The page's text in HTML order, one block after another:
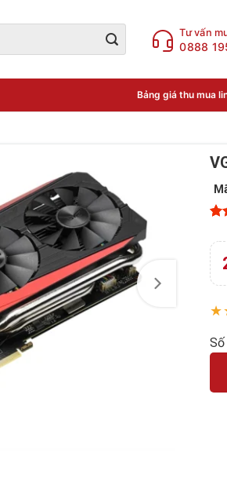
Tư vấn
Bảng giá thu mua